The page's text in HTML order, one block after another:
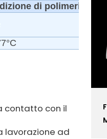
di
contatto con il
lavorazione ad